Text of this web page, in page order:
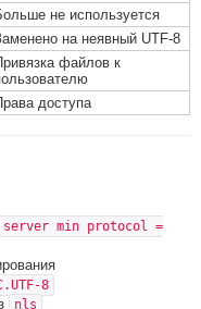
не используется
на неявный UTF-8
файлов к
доступа
server min protocol =
8
nls